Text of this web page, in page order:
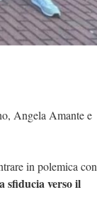
Angela Amante e
in polemica con
sfiducia verso il